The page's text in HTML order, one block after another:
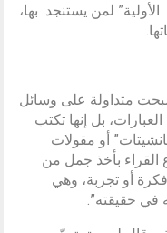
لمن يستنجد بها،
متداولة على وسائل
بل إنها تكتب
أو مقولات
القراء بأخذ جمل من
أو تجربة، وهي
في حقيقته”.